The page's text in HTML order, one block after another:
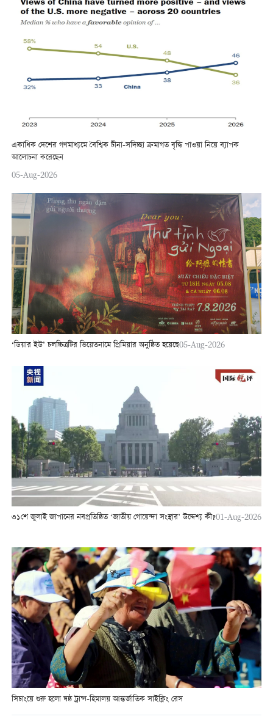
একাধিক দেশের গণমাধ্যমে বৈশ্বিক চীনা-সদিচ্ছা ক্রমাগত বৃদ্ধি পাওয়া নিয়ে ব্যাপক
আলোচনা করেছেন
05-Aug-2026
‘ডিয়ার ইউ’ চলচ্চিত্রটির ভিয়েতনামে প্রিমিয়ার অনুষ্ঠিত হয়েছে05-Aug-2026
৩১শে জুলাই জাপানের নবপ্রতিষ্ঠিত ‘জাতীয় গোয়েন্দা সংস্থার’ উদ্দেশ্য কী?01-Aug-2026
সিচাংয়ে শুরু হলো ষষ্ঠ ট্রান্স-হিমালয় আন্তর্জাতিক সাইক্লিং রেস